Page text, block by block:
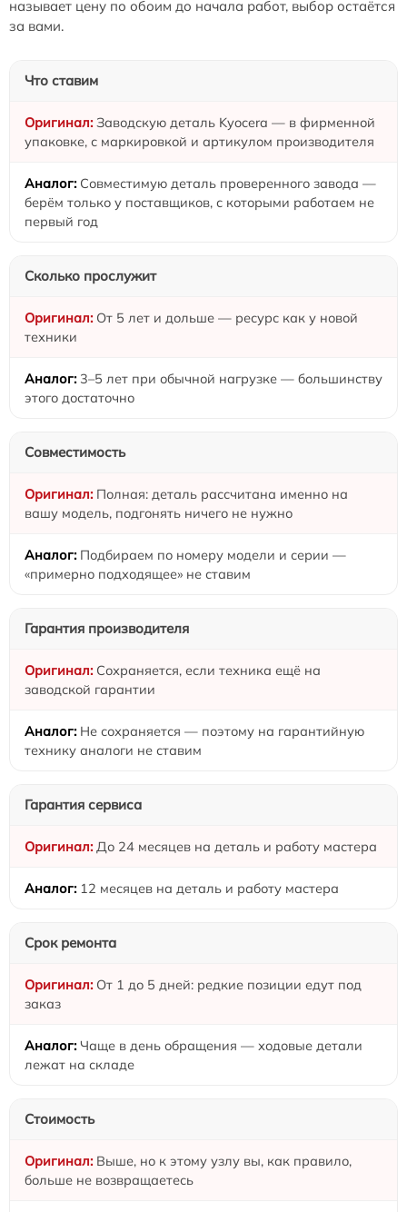
называет цену по обоим до начала работ, выбор остаётся
за вами.
Что ставим
Заводскую деталь Kyocera — в фирменной
упаковке, с маркировкой и артикулом производителя
Совместимую деталь проверенного завода —
берём только у поставщиков, с которыми работаем не
первый год
Сколько прослужит
От 5 лет и дольше — ресурс как у новой
техники
3–5 лет при обычной нагрузке — большинству
этого достаточно
Совместимость
Полная: деталь рассчитана именно на
вашу модель, подгонять ничего не нужно
Подбираем по номеру модели и серии —
«примерно подходящее» не ставим
Гарантия производителя
Сохраняется, если техника ещё на
заводской гарантии
Не сохраняется — поэтому на гарантийную
технику аналоги не ставим
Гарантия сервиса
До 24 месяцев на деталь и работу мастера
12 месяцев на деталь и работу мастера
Срок ремонта
От 1 до 5 дней: редкие позиции едут под
заказ
Чаще в день обращения — ходовые детали
лежат на складе
Стоимость
Выше, но к этому узлу вы, как правило,
больше не возвращаетесь